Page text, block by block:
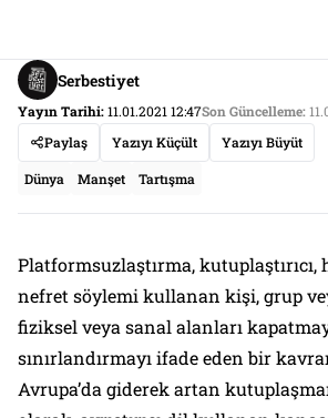
Serbestiyet
Yayın Tarihi:11.01.2021 12:47Son Güncelleme:
Paylaş
Yazıyı Küçült Yazıyı Büyüt
Dünya Manşet Tartışma
Platformsuzlaştırma, kutuplaştırıcı,
nefret söylemi kullanan kişi, grup
fiziksel veya sanal alanları
sınırlandırmayı ifade eden bir
Avrupa’da giderek artan